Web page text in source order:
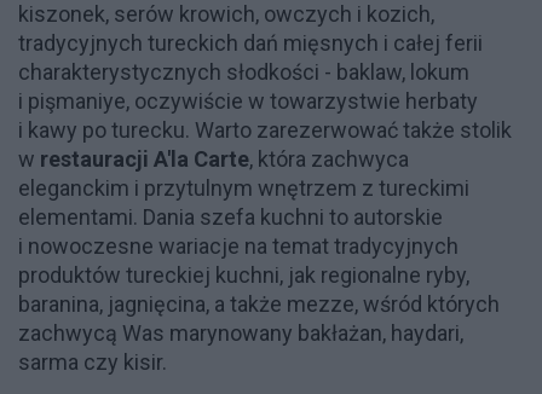
kiszonek, serów krowich, owczych i kozich,
tradycyjnych tureckich dań mięsnych i całej ferii
charakterystycznych słodkości - baklaw, lokum
i pişmaniye, oczywiście w towarzystwie herbaty
i kawy po turecku. Warto zarezerwować także stolik
w restauracji A'la Carte, która zachwyca
eleganckim i przytulnym wnętrzem z tureckimi
elementami. Dania szefa kuchni to autorskie
i nowoczesne wariacje na temat tradycyjnych
produktów tureckiej kuchni, jak regionalne ryby,
baranina, jagnięcina, a także mezze, wśród których
zachwycą Was marynowany bakłażan, haydari,
sarma czy kisir.